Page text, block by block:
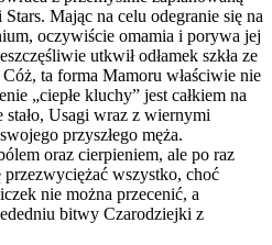
Stars. Mając na celu odegranie się na
oczywiście omamia i porywa jej
utkwił odłamek szkła ze
ta forma Mamoru właściwie nie
„ciepłe kluchy” jest całkiem na
Usagi wraz z wiernymi
przyszłego męża.
oraz cierpieniem, ale po raz
przezwyciężać wszystko, choć
nie można przecenić, a
bitwy Czarodziejki z